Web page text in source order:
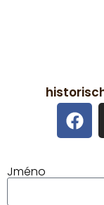
Jméno